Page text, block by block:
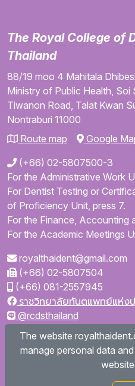
The Royal College of
Thailand
88/19 moo 4 Mahitala
Ministry of Public Health, Soi
Tiwanon Road, Talat Kwan
Nontraburi 11000
Route map
Google
(+66) 02-5807500-3
For the Administrative Work
For Dentist Testing or
of Proficiency Unit, press 7.
For the Finance, Accounting
For the Academic Meetings
royalthaident@gmail.com
(+66) 02-5807504
(+66) 081-2557945
ราชวิทยาลัยทันตแพทย์แห่งป
@rcdsthailand
royalthaident
Royal College of Dental
The website
manage personal data